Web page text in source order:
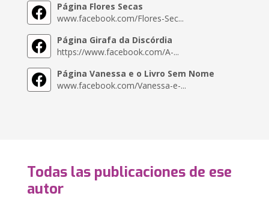
Página Flores Secas
www.facebook.com/Flores-Sec...
Página Girafa da Discórdia
https://www.facebook.com/A-...
Página Vanessa e o Livro Sem Nome
www.facebook.com/Vanessa-e-...
Todas las publicaciones de ese
autor